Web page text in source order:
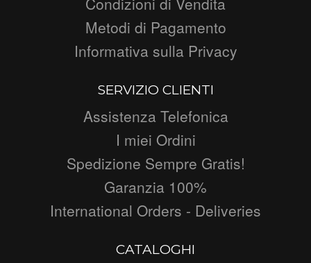
Metodi di Pagamento
Informativa sulla Privacy
SERVIZIO CLIENTI
Assistenza Telefonica
I miei Ordini
Spedizione Sempre Gratis!
Garanzia 100%
International Orders - Deliveries
CATALOGHI